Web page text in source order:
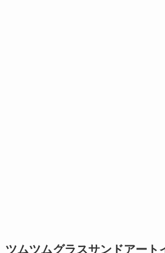
ツムツムグラスサンドアート